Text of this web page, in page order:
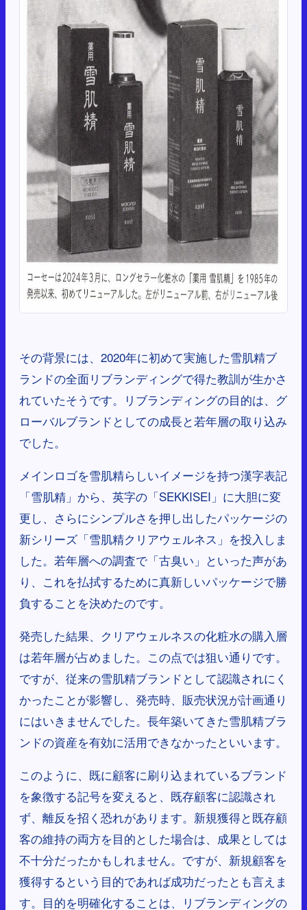
その背景には、2020年に初めて実施した雪肌精ブ
ランドの全面リブランディングで得た教訓が生かさ
れていたそうです。リブランディングの目的は、グ
ローバルブランドとしての成長と若年層の取り込み
でした。
メインロゴを雪肌精らしいイメージを持つ漢字表記
「雪肌精」から、英字の「SEKKISEI」に大胆に変
更し、さらにシンプルさを押し出したパッケージの
新シリーズ「雪肌精クリアウェルネス」を投入しま
した。若年層への調査で「古臭い」といった声があ
り、これを払拭するために真新しいパッケージで勝
負することを決めたのです。
発売した結果、クリアウェルネスの化粧水の購入層
は若年層が占めました。この点では狙い通りです。
ですが、従来の雪肌精ブランドとして認識されにく
かったことが影響し、発売時、販売状況が計画通り
にはいきませんでした。長年築いてきた雪肌精ブラ
ンドの資産を有効に活用できなかったといいます。
このように、既に顧客に刷り込まれているブランド
を象徴する記号を変えると、既存顧客に認識され
ず、離反を招く恐れがあります。新規獲得と既存顧
客の維持の両方を目的とした場合は、成果としては
不十分だったかもしれません。ですが、新規顧客を
獲得するという目的であれば成功だったとも言えま
す。目的を明確化することは、リブランディングの